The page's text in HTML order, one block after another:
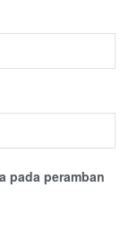
pada peramban